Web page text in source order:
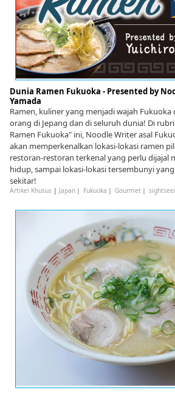
Dunia Ramen Fukuoka - Presented by
Yamada
Ramen, kuliner yang menjadi wajah
orang di Jepang dan di seluruh dunia! Di
Ramen Fukuoka" ini, Noodle Writer asal
akan memperkenalkan lokasi-lokasi ramen
restoran-restoran terkenal yang perlu dijajal
hidup, sampai lokasi-lokasi tersembunyi
sekitar!
Artikel Khusus| Japan｜ Fukuoka ｜ Gourmet｜